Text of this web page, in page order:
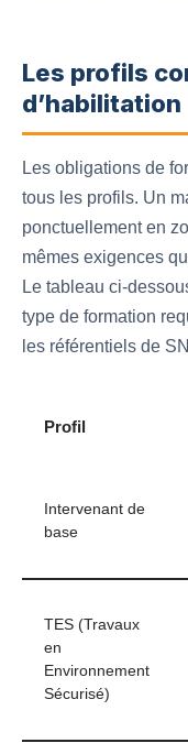
Les profils
d’habilitation
Les obligations de
tous les profils. Un
ponctuellement en
mêmes exigences
Le tableau ci-
type de formation
les référentiels de
Profil
Intervenant de
base
TES (Travaux
en
Environnement
Sécurisé)